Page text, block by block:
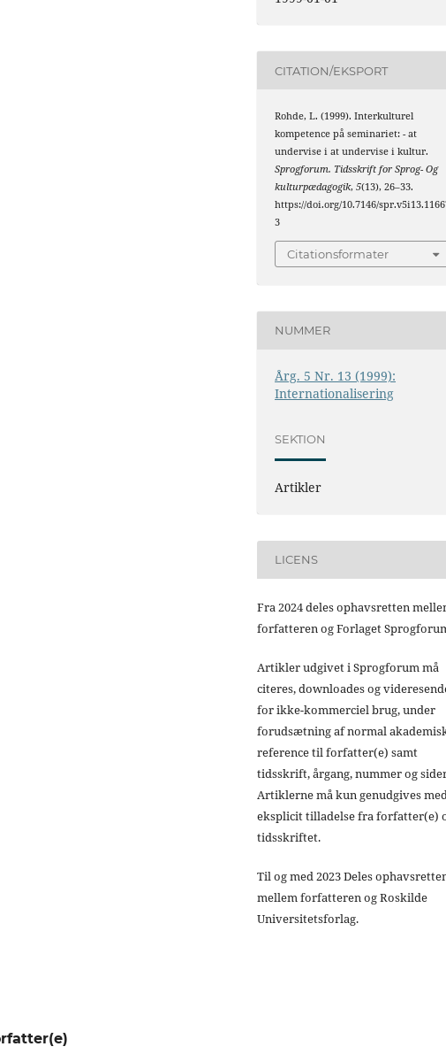
CITATION/EKSPORT
Rohde, L. (1999). Interkulturel
kompetence på seminariet: - at
undervise i at undervise i kultur.
Sprogforum. Tidsskrift for Sprog- Og
kulturpædagogik,5(13), 26–33.
https://doi.org/10.7146/
3
Citationsformater
NUMMER
Årg. 5 Nr. 13 (1999):
Internationalisering
SEKTION
Artikler
LICENS
Fra 2024 deles ophavsretten
forfatteren og Forlaget
Artikler udgivet i Sprogforum må
citeres, downloades og
for ikke-kommerciel brug, under
forudsætning af normal
reference til forfatter(e) samt
tidsskrift, årgang, nummer og
Artiklerne må kun genudgives
eksplicit tilladelse fra forfatter(e)
tidsskriftet.
Til og med 2023 Deles
mellem forfatteren og Roskilde
Universitetsforlag.